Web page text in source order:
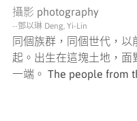
攝影 photography
--鄧以琳 Deng, Yi-Lin
同個族群，同個世代，
起。出生在這塊土地，
一端。 The people from